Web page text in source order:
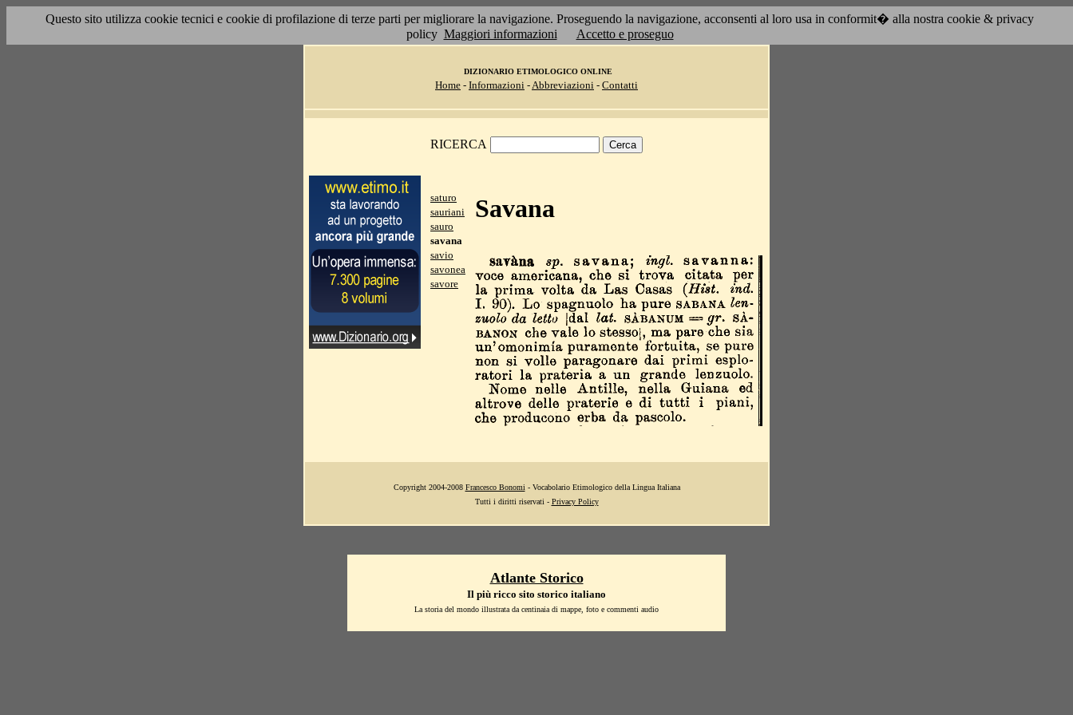
Questo sito utilizza cookie tecnici e cookie di profilazione di terze parti per migliorare la navigazione. Proseguendo la navigazione, acconsenti al loro usa in conformit� alla nostra cookie & privacy
policy Maggiori informazioni Accetto e proseguo
DIZIONARIO ETIMOLOGICO ONLINE
Home - Informazioni -Abbreviazioni - Contatti
RICERCA
saturo
sauriani
sauro
savana
savio
savonea
savore
Savana
Copyright 2004-2008 Francesco Bonomi - Vocabolario Etimologico della Lingua Italiana
Tutti i diritti riservati - Privacy Policy
Atlante Storico
Il più ricco sito storico italiano
La storia del mondo illustrata da centinaia di mappe, foto e commenti audio